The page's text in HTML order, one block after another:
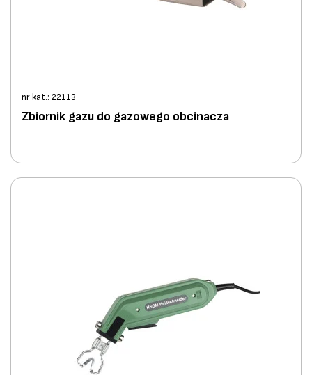
nr kat.: 22113
Zbiornik gazu do gazowego obcinacza